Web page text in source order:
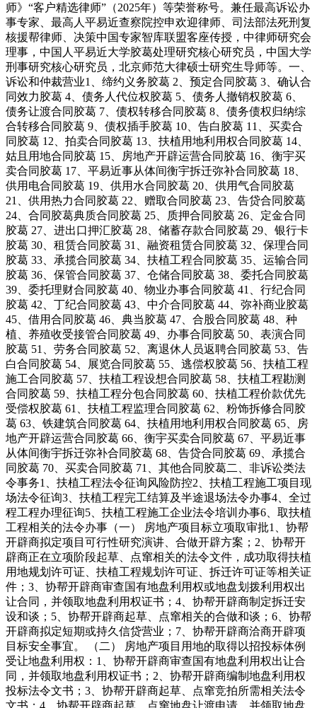
师》“客户精选律师”（2025年）等荣誉称号。兼任最高诉讼办
事专家、最高人平易近查察院控申欢迎律师、司法部法死刑复
核援帮律师、决策中国专家智库联盟客座传授，中律师研究会
理事，中国人平易近大学胶葛处理研究核心研究员，中国大学
刑事研究核心研究员，北京师范大律硕士研究生导师等。一、
诉讼和仲裁营业1、缔约义务胶葛 2、预定合同胶葛 3、确认合
同效力胶葛 4、债务人代位权胶葛 5、债务人撤销权胶葛 6、
债务让渡合同胶葛 7、债权转移合同胶葛 8、债务债权归纳综
合转移合同胶葛 9、债权插手胶葛 10、告白胶葛 11、买卖合
同胶葛 12、拍卖合同胶葛 13、扶植用地利用权合同胶葛 14、
姑且用地合同胶葛 15、房地产开辟运营合同胶葛 16、衡宇买
卖合同胶葛 17、平易近事从体间衡宇拆迁弥补合同胶葛 18、
供用电合同胶葛 19、供用水合同胶葛 20、供用气合同胶葛
21、供用热力合同胶葛 22、赠取合同胶葛 23、告贷合同胶葛
24、合同胶葛典质合同胶葛 25、质押合同胶葛 26、定金合同
胶葛 27、进出口押汇胶葛 28、储蓄存款合同胶葛 29、银行卡
胶葛 30、租赁合同胶葛 31、融资租赁合同胶葛 32、保理合同
胶葛 33、承揽合同胶葛 34、扶植工程合同胶葛 35、运输合同
胶葛 36、保管合同胶葛 37、仓储合同胶葛 38、委托合同胶葛
39、委托理财合同胶葛 40、物业办事合同胶葛 41、行纪合同
胶葛 42、丁纪合同胶葛 43、中介合同胶葛 44、弥补商业胶葛
45、借用合同胶葛 46、典当胶葛 47、合股合同胶葛 48、种
植、养殖收受接管合同胶葛 49、办事合同胶葛 50、表演合同
胶葛 51、劳务合同胶葛 52、离退休人员返聘合同胶葛 53、告
白合同胶葛 54、展览合同胶葛 55、逃偿权胶葛 56、扶植工程
施工合同胶葛 57、扶植工程设想合同胶葛 58、扶植工程勘测
合同胶葛 59、扶植工程分包合同胶葛 60、扶植工程价款优先
受偿权胶葛 61、扶植工程监理合同胶葛 62、粉饰拆修合同胶
葛 63、铁建筑合同胶葛 64、扶植用地利用权合同胶葛 65、房
地产开辟运营合同胶葛 66、衡宇买卖合同胶葛 67、平易近事
从体间衡宇拆迁弥补合同胶葛 68、告贷合同胶葛 69、承揽合
同胶葛 70、买卖合同胶葛 71、其他合同胶葛二、非诉讼类法
令事务1、扶植工程法令征询风险防控2、扶植工程施工项目现
场法令征询3、扶植工程完工结算及半途退场法令办事4、全过
程工程办理征询5、扶植工程施工企业法令培训办事6、取扶植
工程相关的法令办事（一） 房地产项目标立项取审批1、协帮
开辟商拟定项目可行性研究演讲、合做开辟方案；2、协帮开
辟商正在立项阶段起草、点窜相关的法令文件，成功取得扶植
用地规划许可证、扶植工程规划许可证、拆迁许可证等相关证
件；3、协帮开辟商审查国有地盘利用权或地盘划拨利用权出
让合同，并领取地盘利用权证书；4、协帮开辟商制定拆迁安
设和谈；5、协帮开辟商起草、点窜相关的合做和谈；6、协帮
开辟商拟定短期或持久信贷营业；7、协帮开辟商洽商开辟项
目标安全事宜。 （二） 房地产项目用地的取得以招投标体例
受让地盘利用权：1、协帮开辟商审查国有地盘利用权出让合
同，并领取地盘利用权证书；2、协帮开辟商编制地盘利用权
投标法令文书；3、协帮开辟商起草、点窜竞拍所需相关法令
文书；4、协帮开辟商起草、点窜地盘让渡申请，并领取地盘